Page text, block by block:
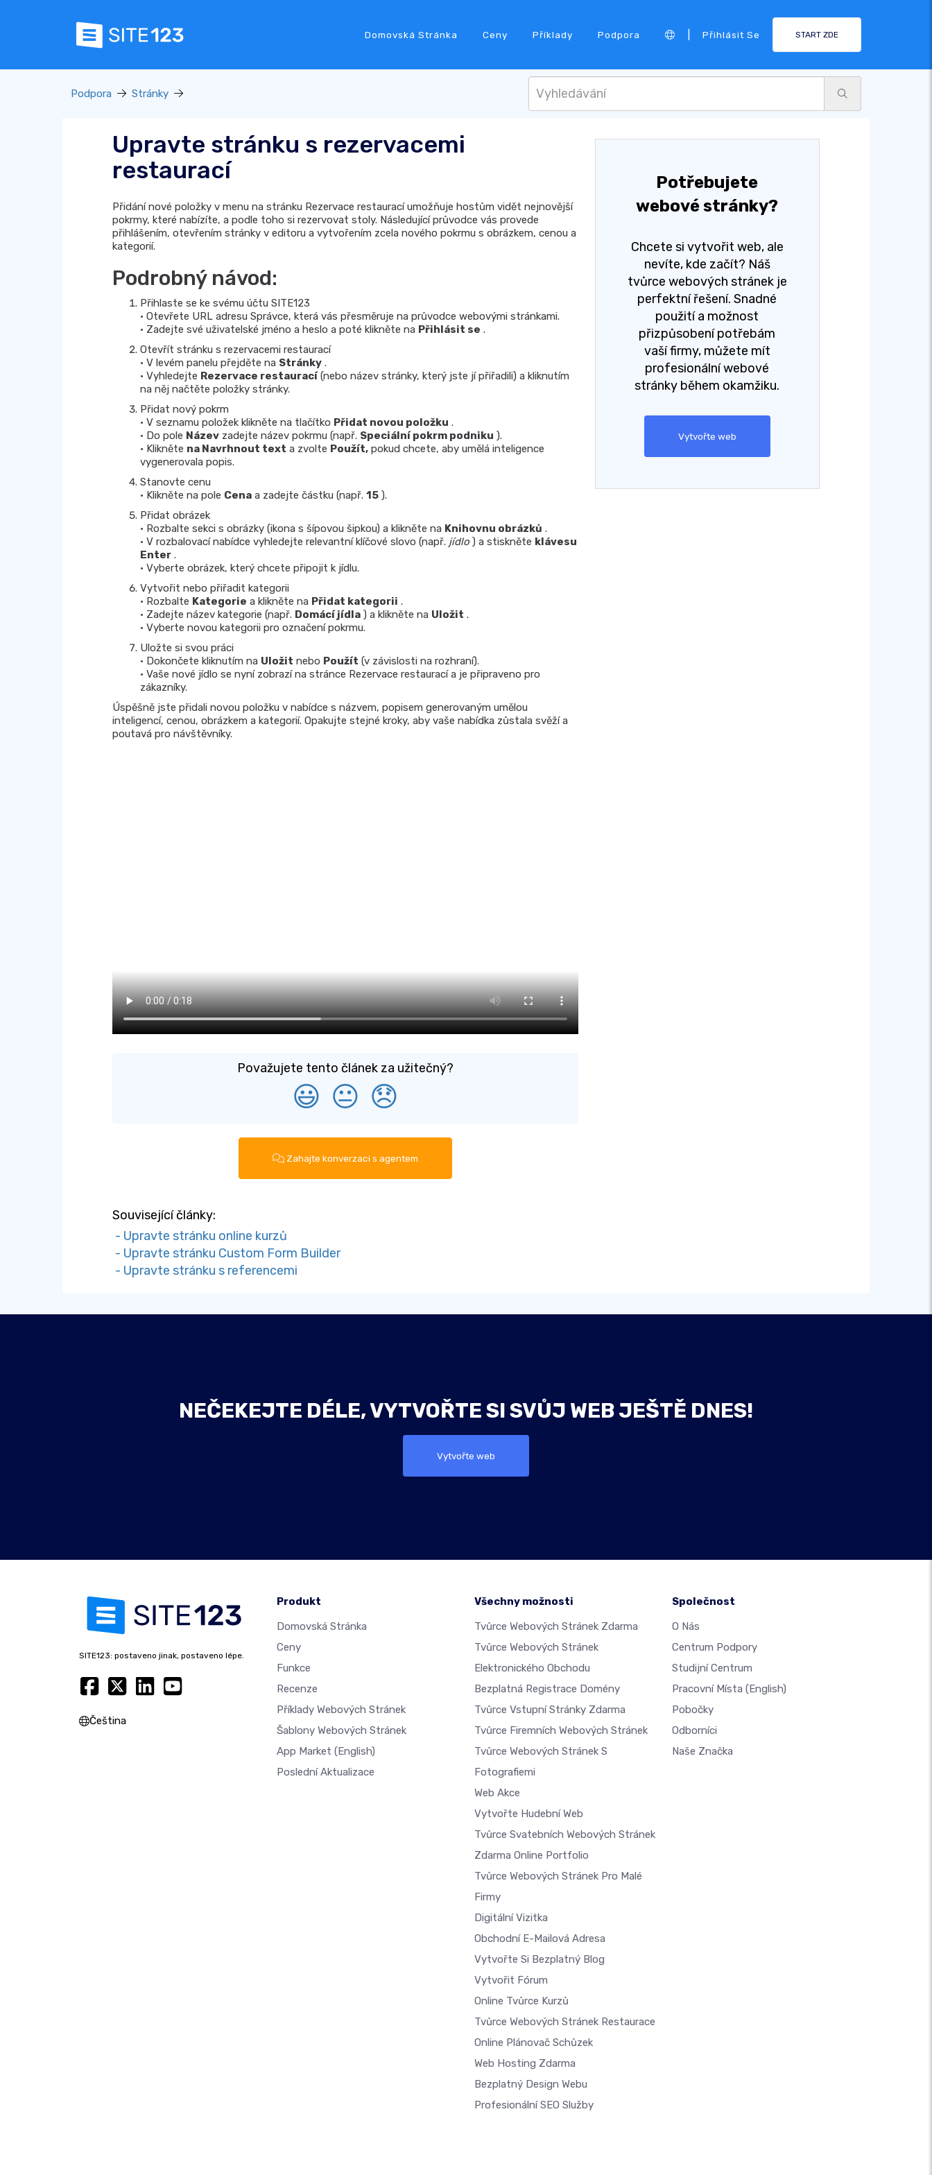
Domovská Stránka Ceny Příklady Podpora Přihlásit Se START ZDE
Podpora Stránky
Upravte stránku s rezervacemi
restaurací
Přidání nové položky v menu na stránku Rezervace restaurací umožňuje hostům vidět nejnovější
pokrmy, které nabízíte, a podle toho si rezervovat stoly. Následující průvodce vás provede
přihlášením, otevřením stránky v editoru a vytvořením zcela nového pokrmu s obrázkem, cenou a
kategorií.
Podrobný návod:
Přihlaste se ke svému účtu SITE123
• Otevřete URL adresu Správce, která vás přesměruje na průvodce webovými stránkami.
• Zadejte své uživatelské jméno a heslo a poté klikněte na Přihlásit se .
Otevřít stránku s rezervacemi restaurací
• V levém panelu přejděte na Stránky .
• Vyhledejte Rezervace restaurací(nebo název stránky, který jste jí přiřadili) a kliknutím
na něj načtěte položky stránky.
Přidat nový pokrm
• V seznamu položek klikněte na tlačítko Přidat novou položku .
• Do pole Název zadejte název pokrmu (např. Speciální pokrm podniku ).
• Klikněte na Navrhnout text a zvolte Použít, pokud chcete, aby umělá inteligence
vygenerovala popis.
Stanovte cenu
• Klikněte na pole Cena a zadejte částku (např. 15 ).
Přidat obrázek
• Rozbalte sekci s obrázky (ikona s šípovou šipkou) a klikněte na Knihovnu obrázků .
• V rozbalovací nabídce vyhledejte relevantní klíčové slovo (např. jídlo ) a stiskněte klávesu
Enter .
• Vyberte obrázek, který chcete připojit k jídlu.
Vytvořit nebo přiřadit kategorii
• Rozbalte Kategorie a klikněte na Přidat kategorii .
• Zadejte název kategorie (např. Domácí jídla ) a klikněte na Uložit .
• Vyberte novou kategorii pro označení pokrmu.
Uložte si svou práci
• Dokončete kliknutím na Uložit nebo Použít (v závislosti na rozhraní).
• Vaše nové jídlo se nyní zobrazí na stránce Rezervace restaurací a je připraveno pro
zákazníky.
Úspěšně jste přidali novou položku v nabídce s názvem, popisem generovaným umělou
inteligencí, cenou, obrázkem a kategorií. Opakujte stejné kroky, aby vaše nabídka zůstala svěží a
poutavá pro návštěvníky.
Považujete tento článek za užitečný?
😃 😐 😞
Zahajte konverzaci s agentem
Související články:
- Upravte stránku online kurzů
- Upravte stránku Custom Form Builder
- Upravte stránku s referencemi
Potřebujete
webové stránky?
Chcete si vytvořit web, ale
nevíte, kde začít? Náš
tvůrce webových stránek je
perfektní řešení. Snadné
použití a možnost
přizpůsobení potřebám
vaší firmy, můžete mít
profesionální webové
stránky během okamžiku.
Vytvořte web
NEČEKEJTE DÉLE, VYTVOŘTE SI SVŮJ WEB JEŠTĚ DNES!
Vytvořte web
SITE123: postaveno jinak, postaveno lépe.
Čeština
Produkt
Domovská Stránka
Ceny
Funkce
Recenze
Příklady Webových Stránek
Šablony Webových Stránek
App Market (English)
Poslední Aktualizace
Všechny možnosti
Tvůrce Webových Stránek Zdarma
Tvůrce Webových Stránek
Elektronického Obchodu
Bezplatná Registrace Domény
Tvůrce Vstupní Stránky Zdarma
Tvůrce Firemních Webových Stránek
Tvůrce Webových Stránek S
Fotografiemi
Web Akce
Vytvořte Hudební Web
Tvůrce Svatebních Webových Stránek
Zdarma Online Portfolio
Tvůrce Webových Stránek Pro Malé
Firmy
Digitální Vizitka
Obchodní E-Mailová Adresa
Vytvořte Si Bezplatný Blog
Vytvořit Fórum
Online Tvůrce Kurzů
Tvůrce Webových Stránek Restaurace
Online Plánovač Schůzek
Web Hosting Zdarma
Bezplatný Design Webu
Profesionální SEO Služby
Společnost
O Nás
Centrum Podpory
Studijní Centrum
Pracovní Místa (English)
Pobočky
Odborníci
Naše Značka